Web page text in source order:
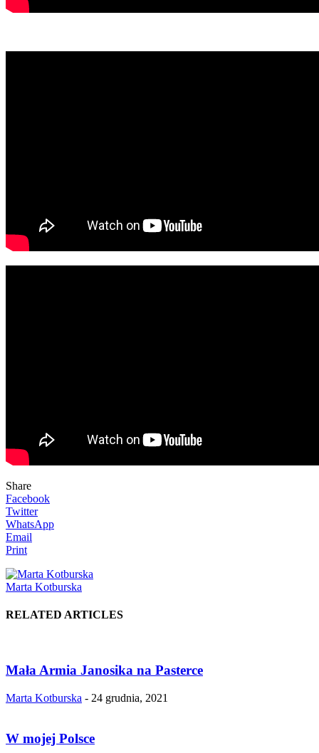
Share
Facebook
Twitter
WhatsApp
Email
Print
Marta Kotburska
RELATED ARTICLES
Mała Armia Janosika na Pasterce
Marta Kotburska - 24 grudnia, 2021
W mojej Polsce